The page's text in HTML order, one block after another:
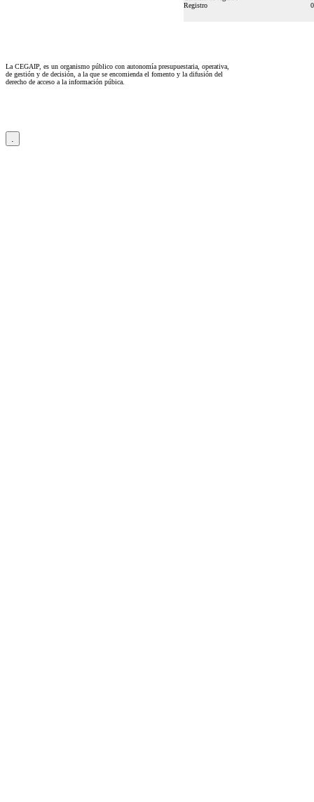
Registro
La CEGAIP, es un organismo público con autonomía presupuestaria, operativa,
de gestión y de decisión, a la que se encomienda el fomento y la difusión del
derecho de acceso a la información púbica.